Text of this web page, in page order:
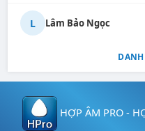
L Lâm Bảo Ngọc
HỢP ÂM PRO -